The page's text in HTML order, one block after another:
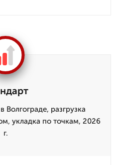
Волгограде, разгрузка
укладка по точкам, 2026
г.